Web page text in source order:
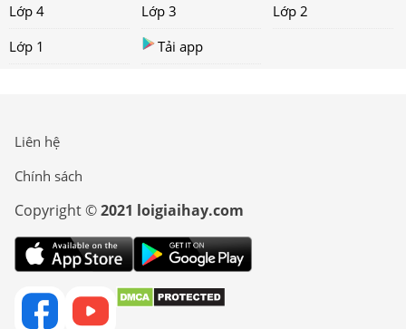
Lớp 4
Lớp 3
Lớp 2
Lớp 1
Tải app
Liên hệ
Chính sách
Copyright ©2021 loigiaihay.com